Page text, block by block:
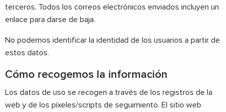
terceros. Todos los correos electrónicos enviados incluyen un
enlace para darse de baja.
No podemos identificar la identidad de los usuarios a partir de
estos datos.
Cómo recogemos la información
Los datos de uso se recogen a través de los registros de la
web y de los píxeles/scripts de seguimiento. El sitio web